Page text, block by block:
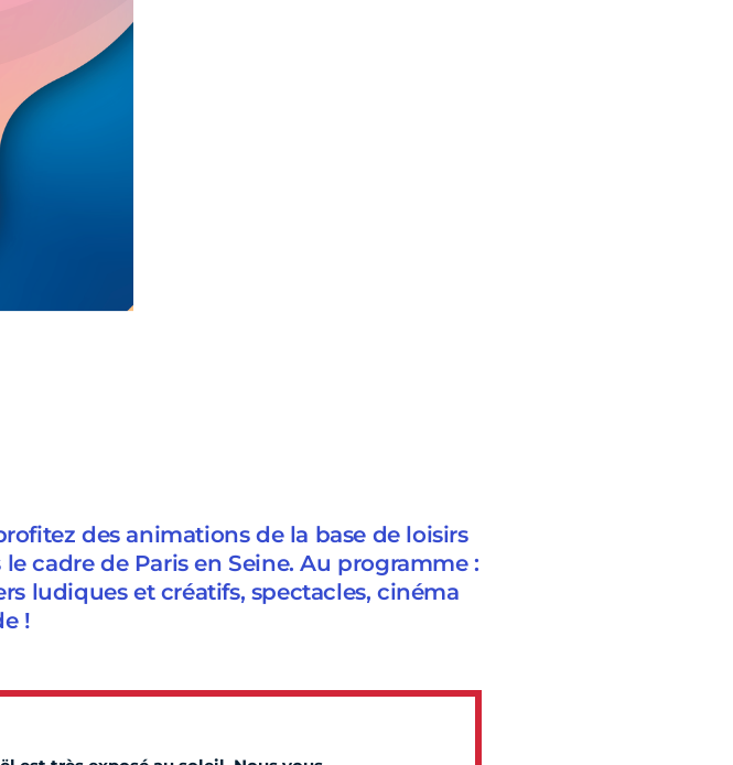
des animations de la base de loisirs
cadre de Paris en Seine. Au programme :
ludiques et créatifs, spectacles, cinéma
!